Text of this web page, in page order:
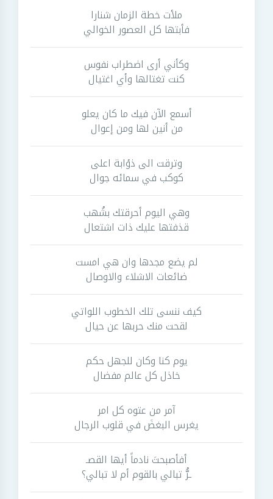
ملأت خطة الزمان شنارا
فأبتها كل العصور الخوالي
وكأني أرى اضطراب نفوس
كنت تغتالها وأي اغتيال
أسمع الآن فيك ما كان يعلو
من أنين لها ومن إعوال
وترقت الى ذؤابة اعلى
كوكب في سمائه جوال
وهي اليوم أحرقتك بشُهب
قذفتها عليك ذات اشتعال
لم يضع مجدها وان هي امست
ضائعات الاشلاء والاوصال
كيف ننسى تلك الخطوب اللواتي
لقحت منك حربها عن حيال
يوم كنا وكان للجهل حكم
خاذل كل عالم مفضال
آمر من عتوه كل امر
يغرس البغضَ في قلوب الرجال
أفأصبحتَ نادماً أيها القصـ
ـرُّ تبالي بالقوم أم لا تبالي؟